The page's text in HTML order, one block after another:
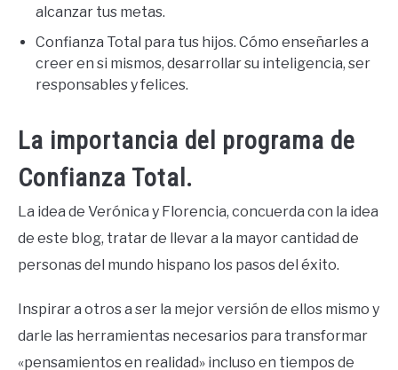
alcanzar tus metas.
Confianza Total para tus hijos. Cómo enseñarles a
creer en si mismos, desarrollar su inteligencia, ser
responsables y felices.
La importancia del programa de
Confianza Total.
La idea de Verónica y Florencia, concuerda con la idea
de este blog, tratar de llevar a la mayor cantidad de
personas del mundo hispano los pasos del éxito.
Inspirar a otros a ser la mejor versión de ellos mismo y
darle las herramientas necesarios para transformar
«pensamientos en realidad» incluso en tiempos de